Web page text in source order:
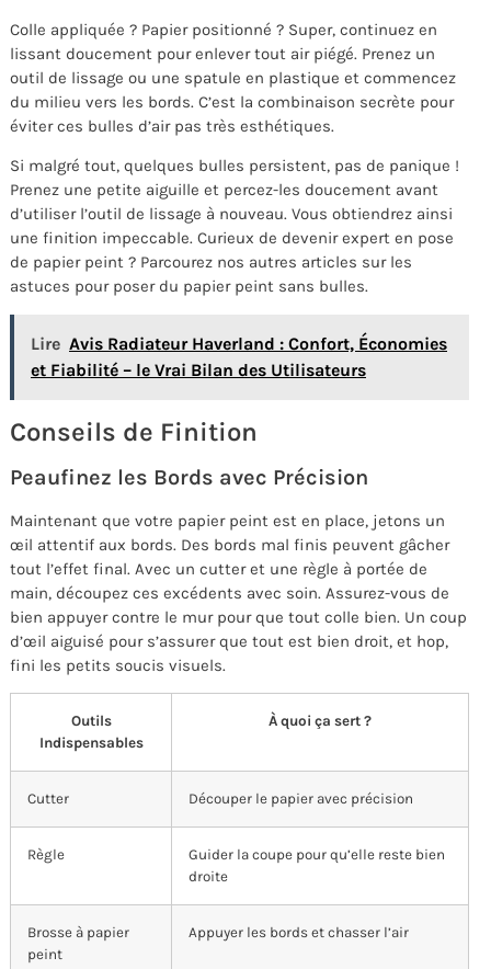
Colle appliquée ? Papier positionné ? Super, continuez en
lissant doucement pour enlever tout air piégé. Prenez un
outil de lissage ou une spatule en plastique et commencez
du milieu vers les bords. C’est la combinaison secrète pour
éviter ces bulles d’air pas très esthétiques.
Si malgré tout, quelques bulles persistent, pas de panique !
Prenez une petite aiguille et percez-les doucement avant
d’utiliser l’outil de lissage à nouveau. Vous obtiendrez ainsi
une finition impeccable. Curieux de devenir expert en pose
de papier peint ? Parcourez nos autres articles sur les
astuces pour poser du papier peint sans bulles.
Lire Avis Radiateur Haverland : Confort, Économies
et Fiabilité – le Vrai Bilan des Utilisateurs
Conseils de Finition
Peaufinez les Bords avec Précision
Maintenant que votre papier peint est en place, jetons un
œil attentif aux bords. Des bords mal finis peuvent gâcher
tout l’effet final. Avec un cutter et une règle à portée de
main, découpez ces excédents avec soin. Assurez-vous de
bien appuyer contre le mur pour que tout colle bien. Un coup
d’œil aiguisé pour s’assurer que tout est bien droit, et hop,
fini les petits soucis visuels.
Outils
Indispensables
À quoi ça sert ?
Cutter Découper le papier avec précision
Règle
Guider la coupe pour qu’elle reste bien
droite
Brosse à papier
peint
Appuyer les bords et chasser l’air